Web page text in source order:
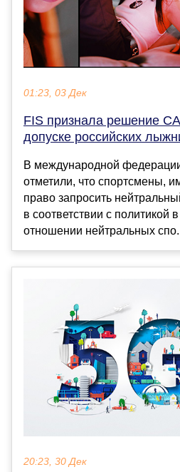
01:23, 03 Дек
FIS признала решение
допуске российских
В международной
отметили, что спортсмены,
право запросить
в соответствии с политикой в
отношении нейтральных
20:23, 30 Дек